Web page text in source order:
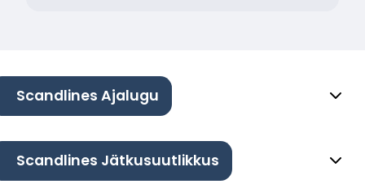
Scandlines Ajalugu
Scandlines Jätkusuutlikkus